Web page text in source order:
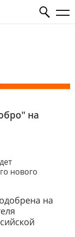
на
нового
на